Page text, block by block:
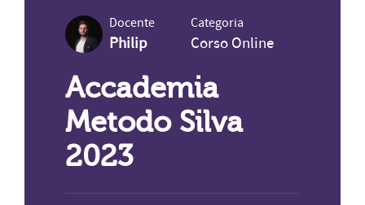
Docente
Philip
Categoria
Corso Online
Accademia
Metodo Silva
2023